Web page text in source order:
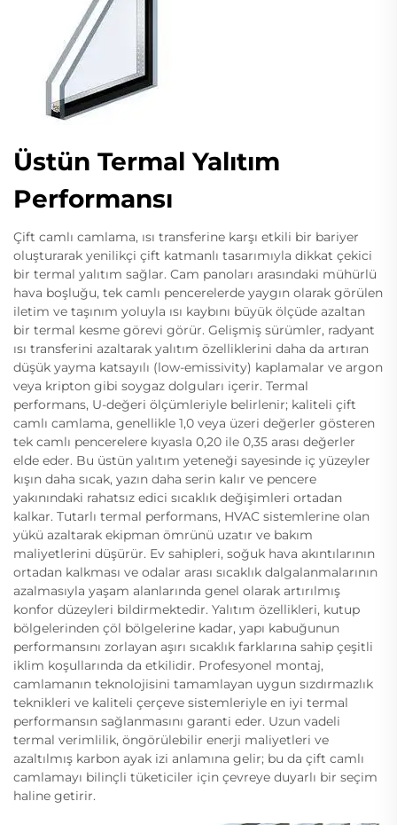
Üstün Termal Yalıtım
Performansı
Çift camlı camlama, ısı transferine karşı etkili bir bariyer
oluşturarak yenilikçi çift katmanlı tasarımıyla dikkat çekici
bir termal yalıtım sağlar. Cam panoları arasındaki mühürlü
hava boşluğu, tek camlı pencerelerde yaygın olarak görülen
iletim ve taşınım yoluyla ısı kaybını büyük ölçüde azaltan
bir termal kesme görevi görür. Gelişmiş sürümler, radyant
ısı transferini azaltarak yalıtım özelliklerini daha da artıran
düşük yayma katsayılı (low-emissivity) kaplamalar ve argon
veya kripton gibi soygaz dolguları içerir. Termal
performans, U-değeri ölçümleriyle belirlenir; kaliteli çift
camlı camlama, genellikle 1,0 veya üzeri değerler gösteren
tek camlı pencerelere kıyasla 0,20 ile 0,35 arası değerler
elde eder. Bu üstün yalıtım yeteneği sayesinde iç yüzeyler
kışın daha sıcak, yazın daha serin kalır ve pencere
yakınındaki rahatsız edici sıcaklık değişimleri ortadan
kalkar. Tutarlı termal performans, HVAC sistemlerine olan
yükü azaltarak ekipman ömrünü uzatır ve bakım
maliyetlerini düşürür. Ev sahipleri, soğuk hava akıntılarının
ortadan kalkması ve odalar arası sıcaklık dalgalanmalarının
azalmasıyla yaşam alanlarında genel olarak artırılmış
konfor düzeyleri bildirmektedir. Yalıtım özellikleri, kutup
bölgelerinden çöl bölgelerine kadar, yapı kabuğunun
performansını zorlayan aşırı sıcaklık farklarına sahip çeşitli
iklim koşullarında da etkilidir. Profesyonel montaj,
camlamanın teknolojisini tamamlayan uygun sızdırmazlık
teknikleri ve kaliteli çerçeve sistemleriyle en iyi termal
performansın sağlanmasını garanti eder. Uzun vadeli
termal verimlilik, öngörülebilir enerji maliyetleri ve
azaltılmış karbon ayak izi anlamına gelir; bu da çift camlı
camlamayı bilinçli tüketiciler için çevreye duyarlı bir seçim
haline getirir.